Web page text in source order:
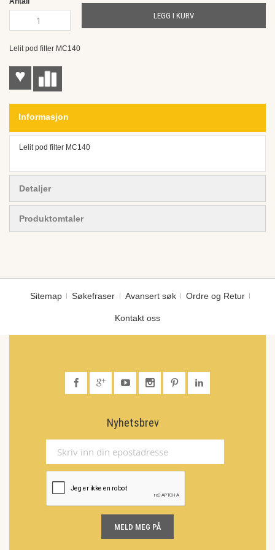
gallery
LEGG I KURV
Lelit pod filter MC140
♥
Informasjon
Lelit pod filter MC140
Detaljer
Produktomtaler
Sitemap Søkefraser Avansert søk Ordre og Retur
Kontakt oss
Nyhetsbrev
MELD MEG PÅ